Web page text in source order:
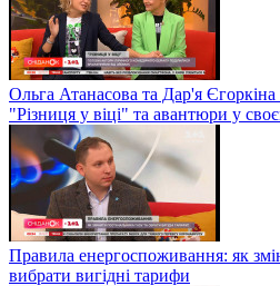
Ольга Атанасова та Дар'я
"Різниця у віці" та авантюри у
Правила енергоспоживання: як
вибрати вигідні тарифи